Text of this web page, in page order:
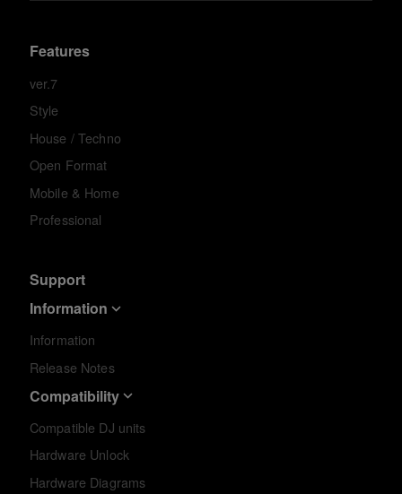
Features
ver.7
Style
House / Techno
Open Format
Mobile & Home
Professional
Support
Information
Information
Release Notes
Compatibility
Compatible DJ units
Hardware Unlock
Hardware Diagrams